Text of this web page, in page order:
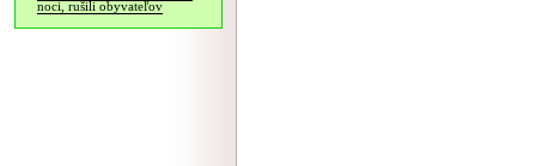
noci, rušili obyvateľov